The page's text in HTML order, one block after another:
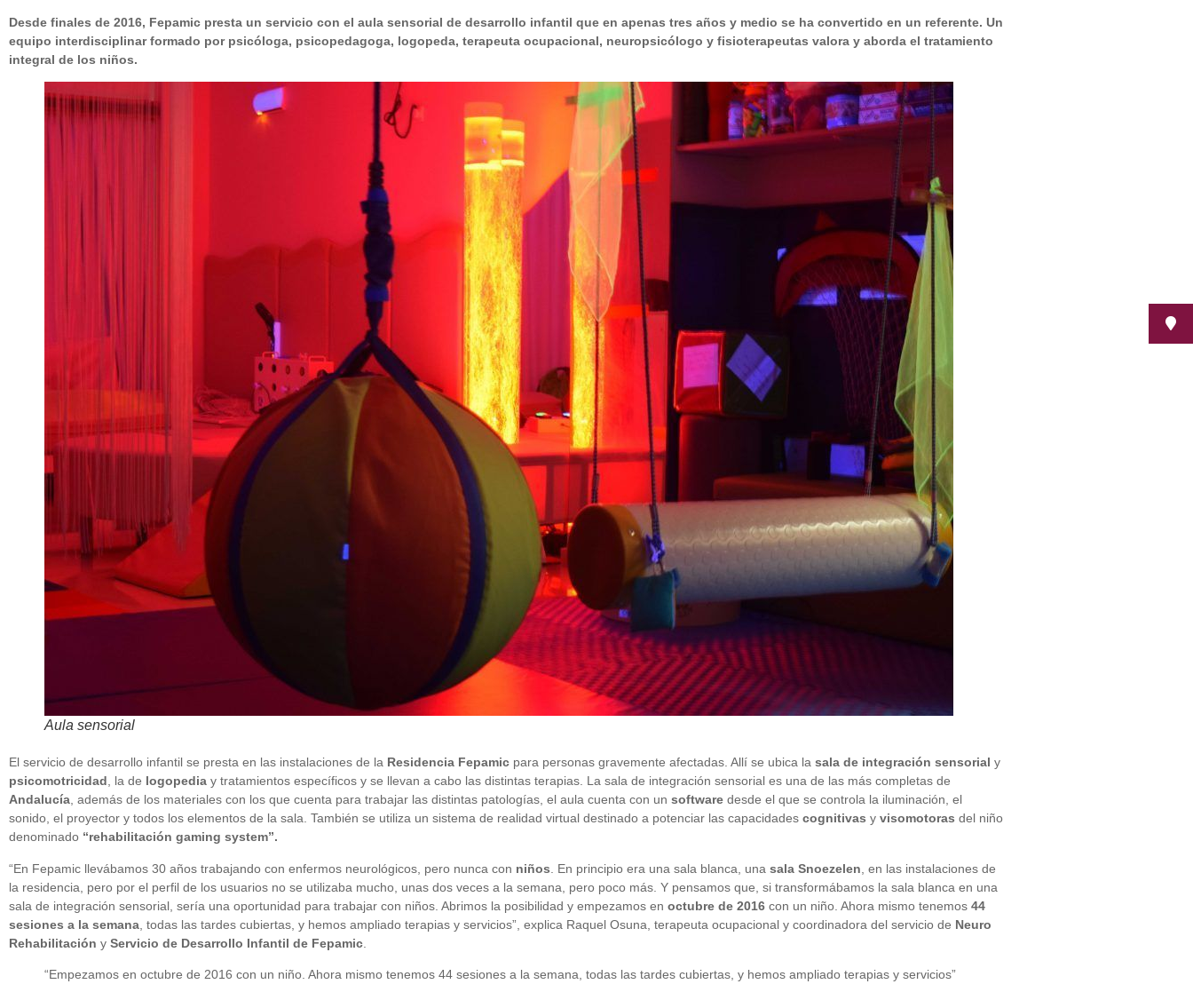
Desde finales de 2016, Fepamic presta un servicio con el aula sensorial de desarrollo infantil que en apenas tres años y medio se ha convertido en un referente. Un
equipo interdisciplinar formado por psicóloga, psicopedagoga, logopeda, terapeuta ocupacional, neuropsicólogo y fisioterapeutas valora y aborda el tratamiento
integral de los niños.
Aula sensorial
El servicio de desarrollo infantil se presta en las instalaciones de la Residencia Fepamic para personas gravemente afectadas. Allí se ubica la sala de integración sensorial y
psicomotricidad, la de logopedia y tratamientos específicos y se llevan a cabo las distintas terapias. La sala de integración sensorial es una de las más completas de
Andalucía, además de los materiales con los que cuenta para trabajar las distintas patologías, el aula cuenta con un software desde el que se controla la iluminación, el
sonido, el proyector y todos los elementos de la sala. También se utiliza un sistema de realidad virtual destinado a potenciar las capacidades cognitivas y visomotoras del niño
denominado “rehabilitación gaming system”.
“En Fepamic llevábamos 30 años trabajando con enfermos neurológicos, pero nunca con niños . En principio era una sala blanca, una sala Snoezelen , en las instalaciones de
la residencia, pero por el perfil de los usuarios no se utilizaba mucho, unas dos veces a la semana, pero poco más. Y pensamos que, si transformábamos la sala blanca en una
sala de integración sensorial, sería una oportunidad para trabajar con niños. Abrimos la posibilidad y empezamos en octubre de 2016 con un niño. Ahora mismo tenemos 44
sesiones a la semana , todas las tardes cubiertas, y hemos ampliado terapias y servicios”, explica Raquel Osuna, terapeuta ocupacional y coordinadora del servicio de Neuro
Rehabilitación y Servicio de Desarrollo Infantil de Fepamic
“Empezamos en octubre de 2016 con un niño. Ahora mismo tenemos 44 sesiones a la semana, todas las tardes cubiertas, y hemos ampliado terapias y servicios”